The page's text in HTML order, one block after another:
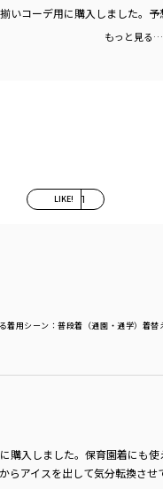
いコーデ用に購入しました。
もっと見る…
LIKE! 1
着用シーン ：普段着（通園・通学） 着替
購入しました。保育園着にも使
らアイスを出して気分転換させ